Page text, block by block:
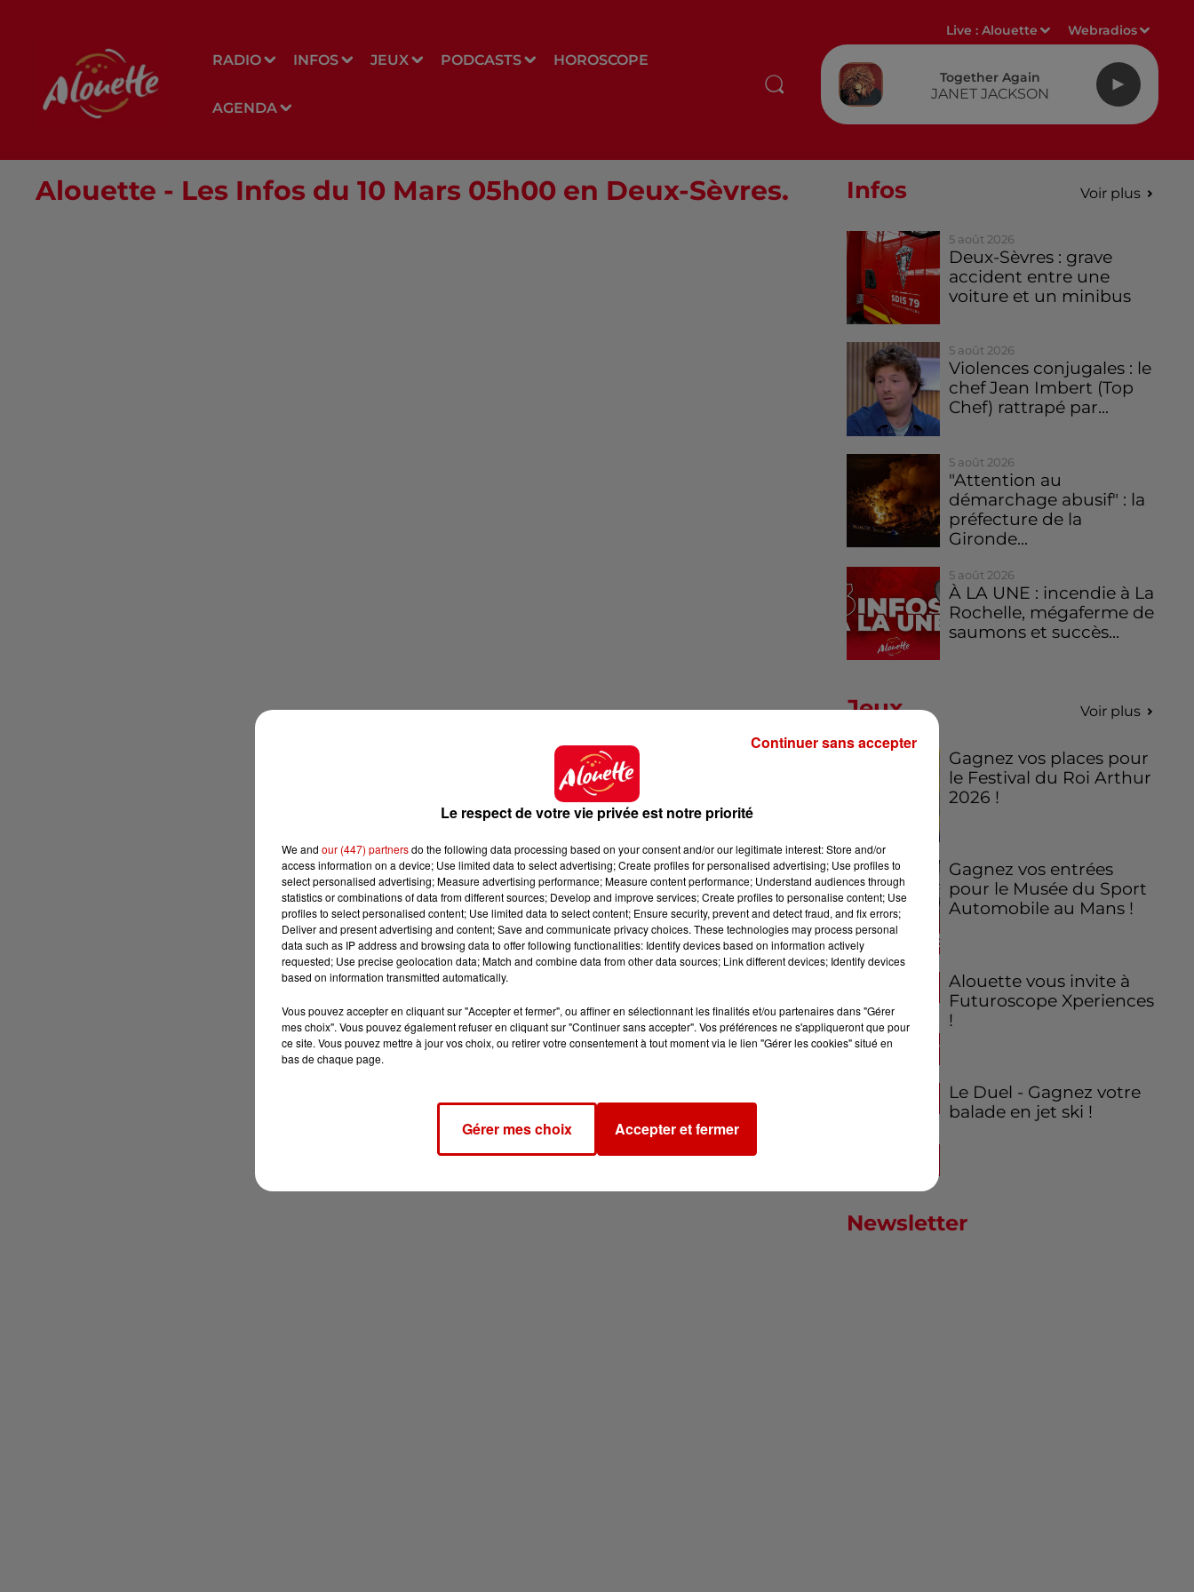
RADIO INFOS JEUX PODCASTS HOROSCOPE
AGENDA
Live :Alouette Webradios
Together Again
JANET JACKSON
Alouette - Les Infos du 10 Mars 05h00 en Deux-Sèvres. Infos Voir plus
5 août 2026
Deux-Sèvres : grave
accident entre une
voiture et un minibus
5 août 2026
Violences conjugales : le
chef Jean Imbert (Top
Chef) rattrapé par...
5 août 2026
"Attention au
démarchage abusif" : la
préfecture de la
Gironde...
5 août 2026
À LA UNE : incendie à La
Rochelle, mégaferme de
saumons et succès...
Jeux Voir plus
Gagnez vos places pour
le Festival du Roi Arthur
2026 !
Gagnez vos entrées
pour le Musée du Sport
Automobile au Mans !
Alouette vous invite à
Futuroscope Xperiences
!
Le Duel - Gagnez votre
balade en jet ski !
Newsletter
Le respect de votre vie privée est notre priorité
We and our (447) partnersdo the following data processing based on your consent and/or our legitimate interest: Store and/or
access information on a device; Use limited data to select advertising; Create profiles for personalised advertising; Use profiles to
select personalised advertising; Measure advertising performance; Measure content performance; Understand audiences through
statistics or combinations of data from different sources; Develop and improve services; Create profiles to personalise content; Use
profiles to select personalised content; Use limited data to select content; Ensure security, prevent and detect fraud, and fix errors;
Deliver and present advertising and content; Save and communicate privacy choices. These technologies may process personal
data such as IP address and browsing data to offer following functionalities: Identify devices based on information actively
requested; Use precise geolocation data; Match and combine data from other data sources; Link different devices; Identify devices
based on information transmitted automatically.
Vous pouvez accepter en cliquant sur "Accepter et fermer", ou affiner en sélectionnant les finalités et/ou partenaires dans "Gérer
mes choix". Vous pouvez également refuser en cliquant sur "Continuer sans accepter". Vos préférences ne s'appliqueront que pour
ce site. Vous pouvez mettre à jour vos choix, ou retirer votre consentement à tout moment via le lien "Gérer les cookies" situé en
bas de chaque page.
Gérer mes choix Accepter et fermer
Continuer sans accepter